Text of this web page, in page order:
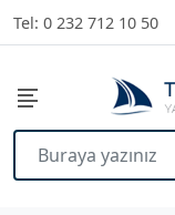
Tel: 0 232 712 10 50